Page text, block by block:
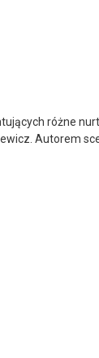
różne
Autorem